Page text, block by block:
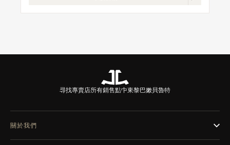
尋找專賣店所有銷售點中東黎巴嫩貝魯特
關於我們